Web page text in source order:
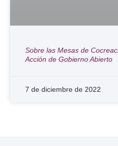
Sobre las Mesas de
Acción de Gobierno Abierto
7 de diciembre de 2022